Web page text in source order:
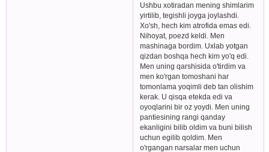
Ushbu xotiradan mening shimlarim
yirtilib, tegishli joyga joylashdi.
Xo'sh, hech kim atrofida emas edi.
Nihoyat, poezd keldi. Men
mashinaga bordim. Uxlab yotgan
qizdan boshqa hech kim yo'q edi.
Men uning qarshisida o'tirdim va
men ko'rgan tomoshani har
tomonlama yoqimli deb tan olishim
kerak. U qisqa etekda edi va
oyoqlarini bir oz yoydi. Men uning
pantiesining rangi qanday
ekanligini bilib oldim va buni bilish
uchun egilib qoldim. Men
o'rgangan narsalar men uchun